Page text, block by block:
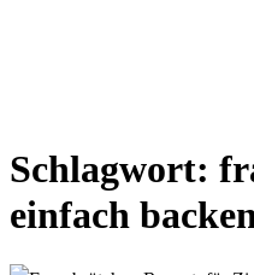
Schlagwort:
einfach